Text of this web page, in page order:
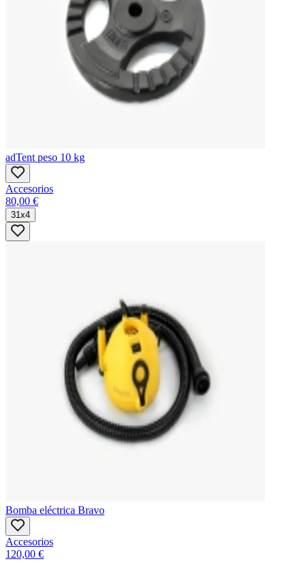
adTent peso 10 kg
Accesorios
80,00 €
31x4
Bomba eléctrica Bravo
Accesorios
120,00 €